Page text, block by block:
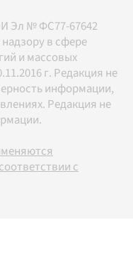
Эл № ФС77-67642
в сфере
и массовых
г. Редакция не
информации,
Редакция не
с